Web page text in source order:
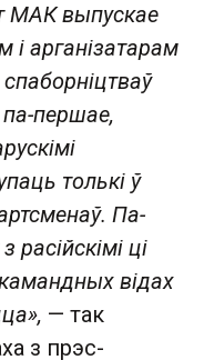
МАК выпускае
арганізатарам
першае,
толькі ў
Па-
расійскімі ці
відах
— так
з прэс-